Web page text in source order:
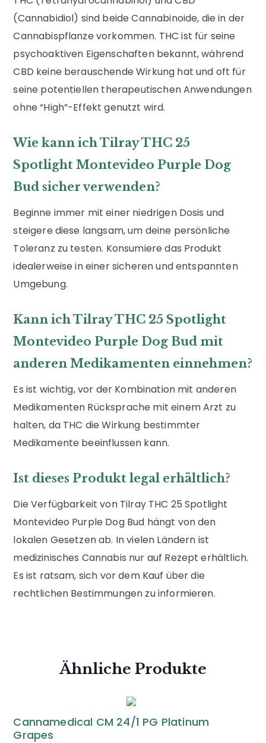
(Cannabidiol) sind beide Cannabinoide, die in der
Cannabispflanze vorkommen. THC ist für seine
psychoaktiven Eigenschaften bekannt, während
CBD keine berauschende Wirkung hat und oft für
seine potentiellen therapeutischen Anwendungen
ohne “High”-Effekt genutzt wird.
Wie kann ich Tilray THC 25
Spotlight Montevideo Purple Dog
Bud sicher verwenden?
Beginne immer mit einer niedrigen Dosis und
steigere diese langsam, um deine persönliche
Toleranz zu testen. Konsumiere das Produkt
idealerweise in einer sicheren und entspannten
Umgebung.
Kann ich Tilray THC 25 Spotlight
Montevideo Purple Dog Bud mit
anderen Medikamenten einnehmen?
Es ist wichtig, vor der Kombination mit anderen
Medikamenten Rücksprache mit einem Arzt zu
halten, da THC die Wirkung bestimmter
Medikamente beeinflussen kann.
Ist dieses Produkt legal erhältlich?
Die Verfügbarkeit von Tilray THC 25 Spotlight
Montevideo Purple Dog Bud hängt von den
lokalen Gesetzen ab. In vielen Ländern ist
medizinisches Cannabis nur auf Rezept erhältlich.
Es ist ratsam, sich vor dem Kauf über die
rechtlichen Bestimmungen zu informieren.
Ähnliche Produkte
Cannamedical CM 24/1 PG Platinum
Grapes